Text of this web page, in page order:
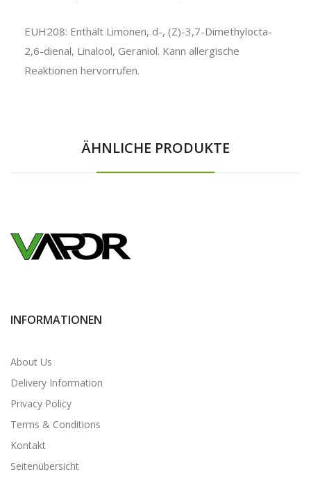
EUH208: Enthält Limonen, d-, (Z)-3,7-Dimethylocta-
2,6-dienal, Linalool, Geraniol. Kann allergische
Reaktionen hervorrufen.
ÄHNLICHE PRODUKTE
INFORMATIONEN
About Us
Delivery Information
Privacy Policy
Terms & Conditions
Kontakt
Seitenübersicht